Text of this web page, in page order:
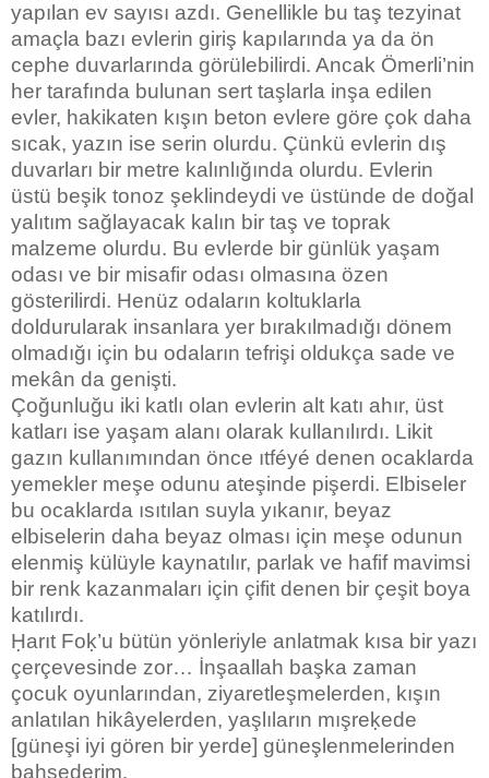
yapılan ev sayısı azdı. Genellikle bu taş tezyinat
amaçla bazı evlerin giriş kapılarında ya da ön
cephe duvarlarında görülebilirdi. Ancak Ömerli’nin
her tarafında bulunan sert taşlarla inşa edilen
evler, hakikaten kışın beton evlere göre çok daha
sıcak, yazın ise serin olurdu. Çünkü evlerin dış
duvarları bir metre kalınlığında olurdu. Evlerin
üstü beşik tonoz şeklindeydi ve üstünde de doğal
yalıtım sağlayacak kalın bir taş ve toprak
malzeme olurdu. Bu evlerde bir günlük yaşam
odası ve bir misafir odası olmasına özen
gösterilirdi. Henüz odaların koltuklarla
doldurularak insanlara yer bırakılmadığı dönem
olmadığı için bu odaların tefrişi oldukça sade ve
mekân da genişti.
Çoğunluğu iki katlı olan evlerin alt katı ahır, üst
katları ise yaşam alanı olarak kullanılırdı. Likit
gazın kullanımından önce ıtféyé denen ocaklarda
yemekler meşe odunu ateşinde pişerdi. Elbiseler
bu ocaklarda ısıtılan suyla yıkanır, beyaz
elbiselerin daha beyaz olması için meşe odunun
elenmiş külüyle kaynatılır, parlak ve hafif mavimsi
bir renk kazanmaları için çifit denen bir çeşit boya
katılırdı.
Ḥarıt Foḳ’u bütün yönleriyle anlatmak kısa bir yazı
çerçevesinde zor… İnşaallah başka zaman
çocuk oyunlarından, ziyaretleşmelerden, kışın
anlatılan hikâyelerden, yaşlıların mışreḳede
[güneşi iyi gören bir yerde] güneşlenmelerinden
bahsederim.